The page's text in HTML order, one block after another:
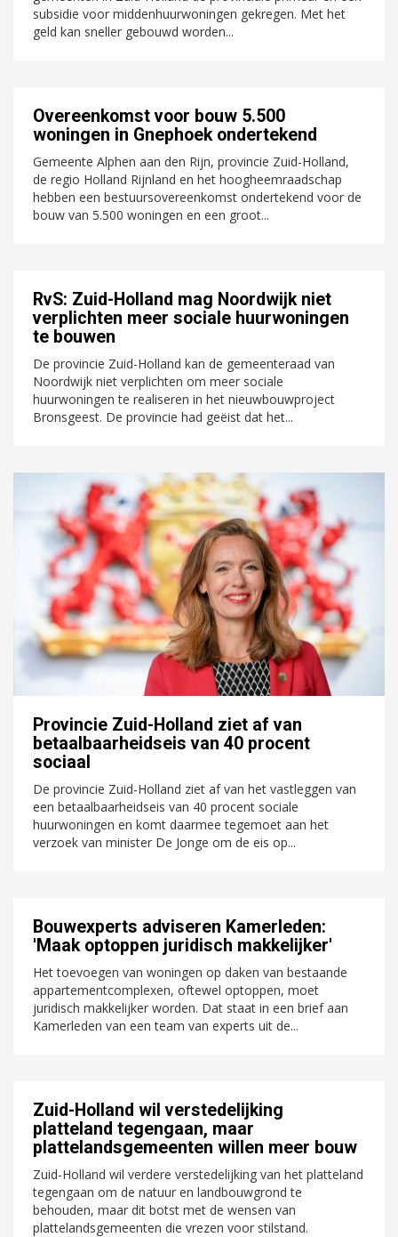
subsidie voor middenhuurwoningen gekregen. Met het
geld kan sneller gebouwd worden...
Overeenkomst voor bouw 5.500
woningen in Gnephoek ondertekend
Gemeente Alphen aan den Rijn, provincie Zuid-Holland,
de regio Holland Rijnland en het hoogheemraadschap
hebben een bestuursovereenkomst ondertekend voor de
bouw van 5.500 woningen en een groot...
RvS: Zuid-Holland mag Noordwijk niet
verplichten meer sociale huurwoningen
te bouwen
De provincie Zuid-Holland kan de gemeenteraad van
Noordwijk niet verplichten om meer sociale
huurwoningen te realiseren in het nieuwbouwproject
Bronsgeest. De provincie had geëist dat het...
Provincie Zuid-Holland ziet af van
betaalbaarheidseis van 40 procent
sociaal
De provincie Zuid-Holland ziet af van het vastleggen van
een betaalbaarheidseis van 40 procent sociale
huurwoningen en komt daarmee tegemoet aan het
verzoek van minister De Jonge om de eis op...
Bouwexperts adviseren Kamerleden:
'Maak optoppen juridisch makkelijker'
Het toevoegen van woningen op daken van bestaande
appartementcomplexen, oftewel optoppen, moet
juridisch makkelijker worden. Dat staat in een brief aan
Kamerleden van een team van experts uit de...
Zuid-Holland wil verstedelijking
platteland tegengaan, maar
plattelandsgemeenten willen meer bouw
Zuid-Holland wil verdere verstedelijking van het platteland
tegengaan om de natuur en landbouwgrond te
behouden, maar dit botst met de wensen van
plattelandsgemeenten die vrezen voor stilstand.